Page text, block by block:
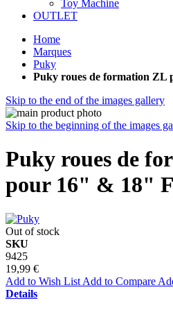
Toy Machine
OUTLET
Home
Marques
Puky
Puky roues de formation ZL
Skip to the end of the images gallery
Skip to the beginning of the images
Puky roues de
pour 16" & 18"
Out of stock
SKU
9425
19,99 €
Add to Wish List Add to Compare
Details